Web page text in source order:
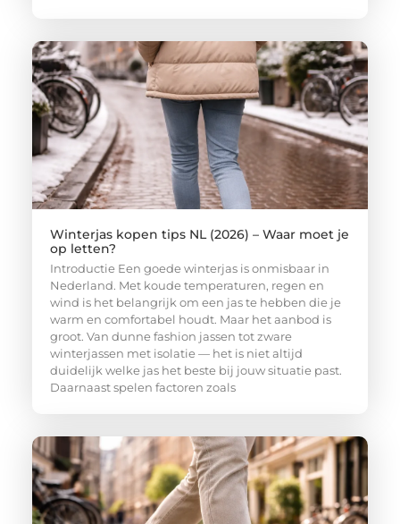
Winterjas kopen tips NL (2026) – Waar moet je
op letten?
Introductie Een goede winterjas is onmisbaar in
Nederland. Met koude temperaturen, regen en
wind is het belangrijk om een jas te hebben die je
warm en comfortabel houdt. Maar het aanbod is
groot. Van dunne fashion jassen tot zware
winterjassen met isolatie — het is niet altijd
duidelijk welke jas het beste bij jouw situatie past.
Daarnaast spelen factoren zoals